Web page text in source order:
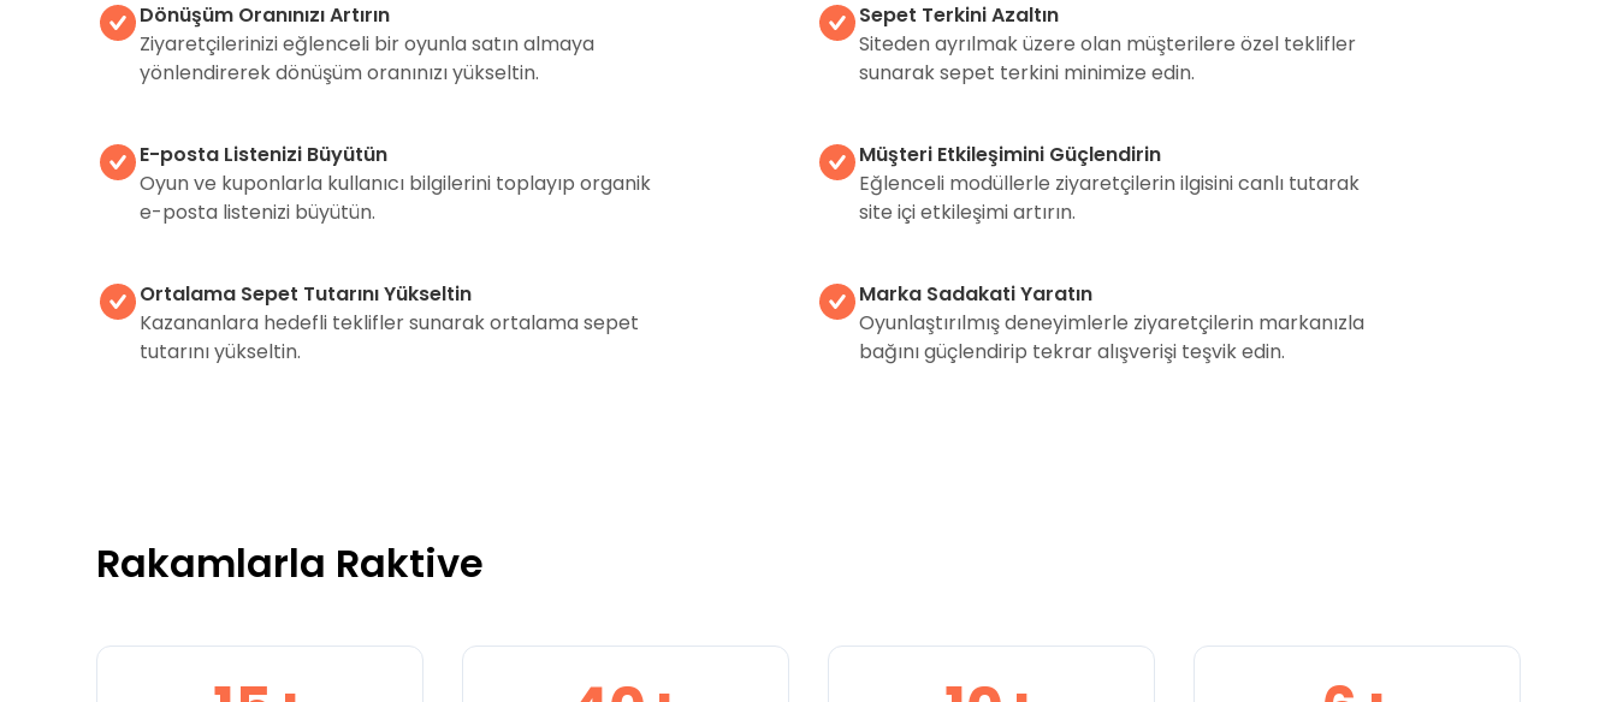
Dönüşüm Oranınızı Artırın
Ziyaretçilerinizi eğlenceli bir oyunla satın almaya
yönlendirerek dönüşüm oranınızı yükseltin.
Sepet Terkini Azaltın
Siteden ayrılmak üzere olan müşterilere özel teklifler
sunarak sepet terkini minimize edin.
E-posta Listenizi Büyütün
Oyun ve kuponlarla kullanıcı bilgilerini toplayıp organik
e-posta listenizi büyütün.
Müşteri Etkileşimini Güçlendirin
Eğlenceli modüllerle ziyaretçilerin ilgisini canlı tutarak
site içi etkileşimi artırın.
Ortalama Sepet Tutarını Yükseltin
Kazananlara hedefli teklifler sunarak ortalama sepet
tutarını yükseltin.
Marka Sadakati Yaratın
Oyunlaştırılmış deneyimlerle ziyaretçilerin markanızla
bağını güçlendirip tekrar alışverişi teşvik edin.
Rakamlarla Raktive